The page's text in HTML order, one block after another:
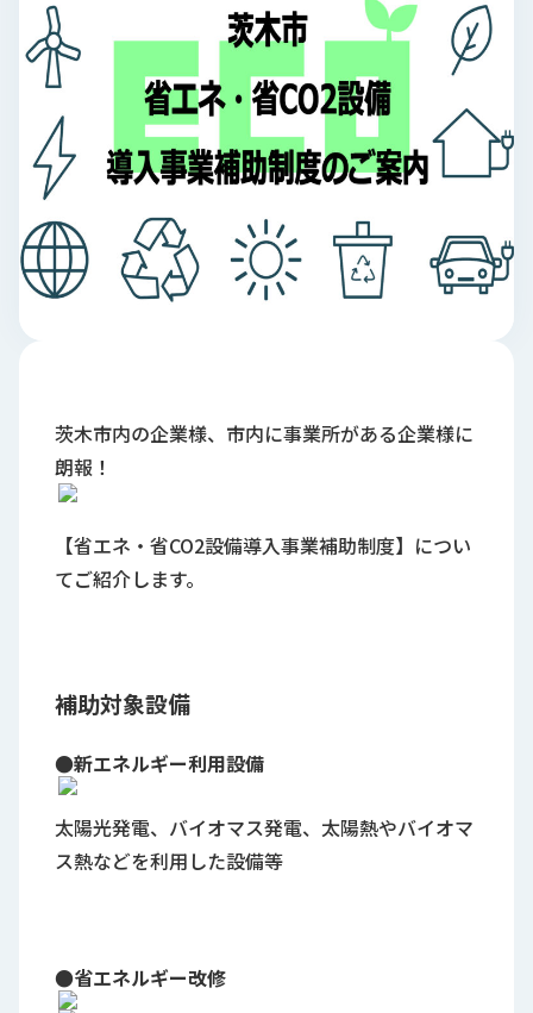
知
ら
せ/
グ
採
用
情
報
わ
せ
ガ
登
録
茨木市内の企業様、市内に事業所がある企業様に
朗報！
【省エネ・省CO2設備導入事業補助制度】につい
てご紹介します。
補助対象設備
●新エネルギー利用設備
太陽光発電、バイオマス発電、太陽熱やバイオマ
ス熱などを利用した設備等
●省エネルギー改修